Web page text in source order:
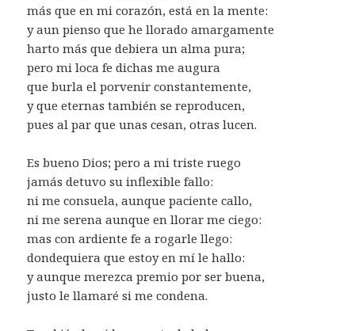
más que en mi corazón, está en la mente:
y aun pienso que he llorado amargamente
harto más que debiera un alma pura;
pero mi loca fe dichas me augura
que burla el porvenir constantemente,
y que eternas también se reproducen,
pues al par que unas cesan, otras lucen.
Es bueno Dios; pero a mi triste ruego
jamás detuvo su inflexible fallo:
ni me consuela, aunque paciente callo,
ni me serena aunque en llorar me ciego:
mas con ardiente fe a rogarle llego:
dondequiera que estoy en mí le hallo:
y aunque merezca premio por ser buena,
justo le llamaré si me condena.